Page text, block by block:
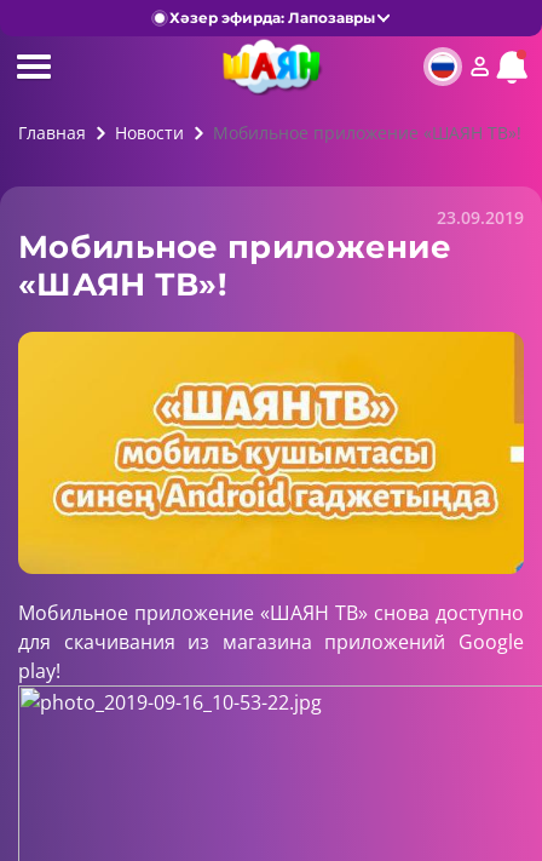
Хәзер эфирда: Лапозавры
Главная Новости Мобильное приложение «ШАЯН ТВ»!
23.09.2019
Мобильное приложение
«ШАЯН ТВ»!
Мобильное приложение «ШАЯН ТВ» снова доступно
для скачивания из магазина приложений Google
play!